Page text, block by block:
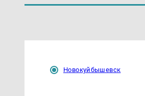
Новокуйбышевск